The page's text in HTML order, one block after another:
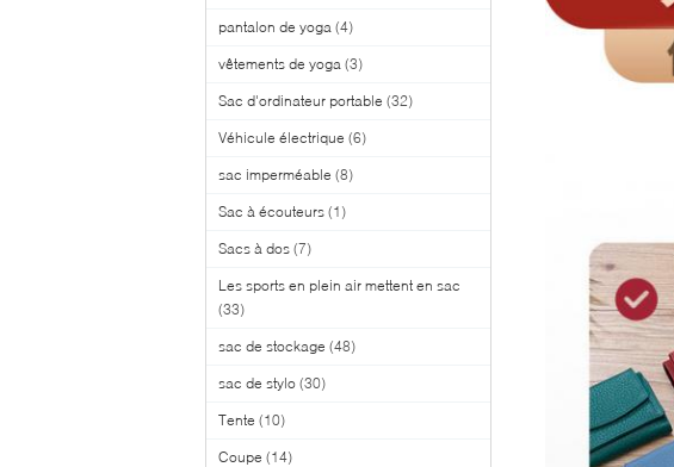
pantalon de yoga (4)
vêtements de yoga (3)
Sac d'ordinateur portable (32)
Véhicule électrique (6)
sac imperméable (8)
Sac à écouteurs (1)
Sacs à dos (7)
Les sports en plein air mettent en sac
(33)
sac de stockage (48)
sac de stylo (30)
Tente (10)
Coupe (14)